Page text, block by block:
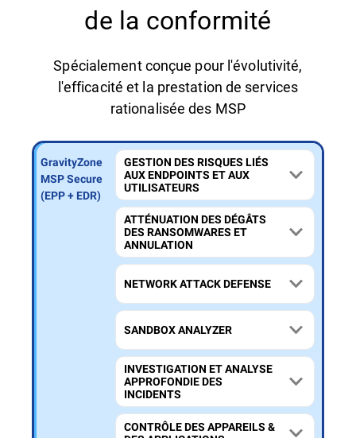
de la conformité
Spécialement conçue pour l'évolutivité,
l'efficacité et la prestation de services
rationalisée des MSP
GravityZone
MSP Secure
Extra
GravityZone
MSP Secure
Plus (MDR)
GravityZone
MSP Secure
(EPP + EDR)
GESTION DES RISQUES LIÉS
AUX ENDPOINTS ET AUX
UTILISATEURS
ATTÉNUATION DES DÉGÂTS
DES RANSOMWARES ET
ANNULATION
NETWORK ATTACK DEFENSE
SANDBOX ANALYZER
INVESTIGATION ET ANALYSE
APPROFONDIE DES
INCIDENTS
CONTRÔLE DES APPAREILS &